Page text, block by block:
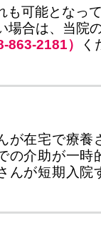
も可能となっ
場合は、当院
863-2181） く
が在宅で療養
の介助が一時
んが短期入院